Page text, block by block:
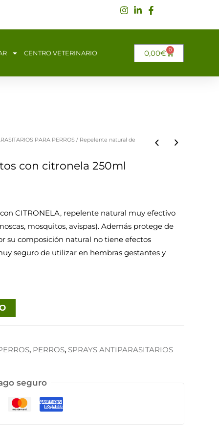
CENTRO VETERINARIO 0,00€ 0
CARRITO
PARA PERROS / Repelente natural de
con citronela 250ml
CITRONELA, repelente natural muy efectivo
mosquitos, avispas). Además protege de
su composición natural no tiene efectos
seguro de utilizar en hembras gestantes y
, PERROS, SPRAYS ANTIPARASITARIOS
seguro